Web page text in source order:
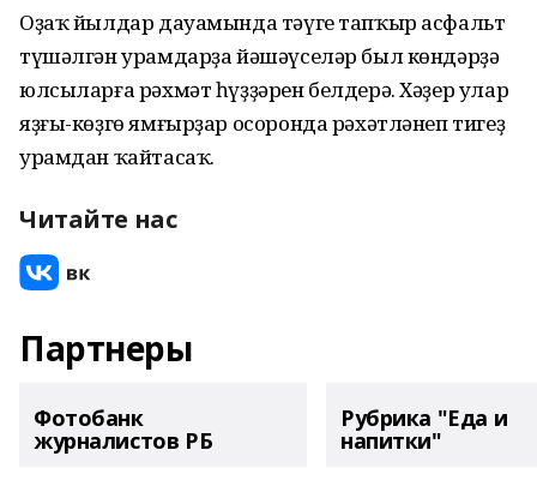
Оҙаҡ йылдар дауамында тәүге тапҡыр асфальт
түшәлгән урамдарҙа йәшәүселәр был көндәрҙә
юлсыларға рәхмәт һүҙҙәрен белдерә. Хәҙер улар
яҙғы-көҙгө ямғырҙар осоронда рәхәтләнеп тигеҙ
урамдан ҡайтасаҡ.
Читайте нас
Партнеры
Фотобанк
журналистов РБ
Рубрика "Еда и
напитки"